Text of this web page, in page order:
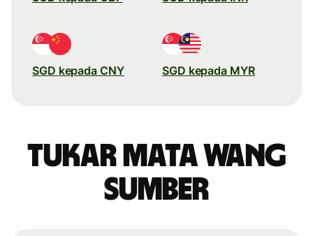
SGD kepada CNY SGD kepada MYR
Tukar mata wang
sumber